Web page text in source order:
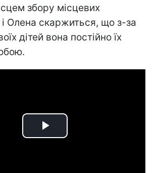
збору місцевих
і Олена скаржиться, що з-за
дітей вона постійно їх
Play